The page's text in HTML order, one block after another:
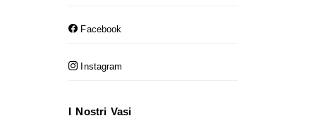
Facebook
Instagram
I Nostri Vasi